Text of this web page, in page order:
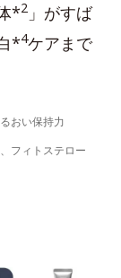
*2 」がすば
*4ケアまで
おい保持力
フィトステロー